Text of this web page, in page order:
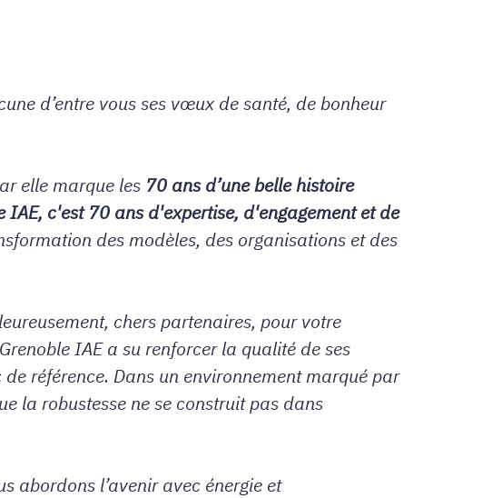
d’entre vous ses vœux de santé, de bonheur
elle marque les70 ans d’une belle histoire
IAE, c'est 70 ans d'expertise, d'engagement et de
des modèles, des organisations et des
chers partenaires, pour votre
IAE a su renforcer la qualité de ses
référence. Dans un environnement marqué par
la robustesse ne se construit pas dans
abordons l’avenir avec énergie et